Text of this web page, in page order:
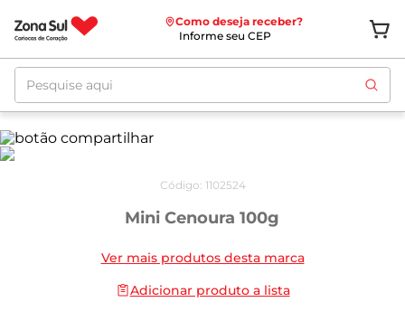
Como deseja receber?
Informe seu CEP
Pesquise aqui
Código: 1102524
Mini Cenoura 100g
Ver mais produtos desta marca
Adicionar produto a lista